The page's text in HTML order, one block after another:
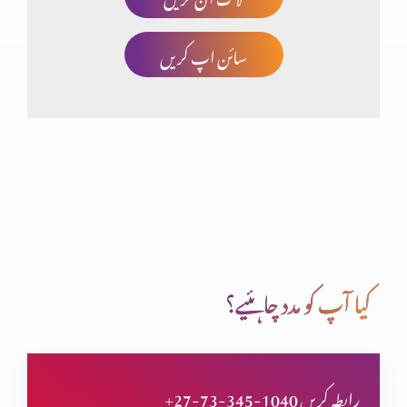
صلیب پر کفارہ
انبیاء و بزرگ – الیشع نبی
سائن اپ کریں
کیا آپ کو مدد چاہئیے؟
+27-73-345-1040 رابطہ کریں